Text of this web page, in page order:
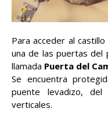
Para acceder al
una de las puertas del
llamada Puerta del
Se encuentra
puente levadizo,
verticales.